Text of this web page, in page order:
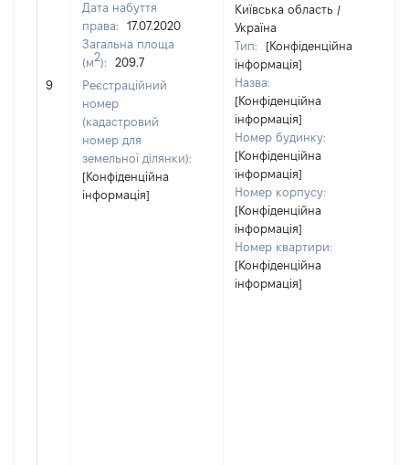
9
Дата набуття
права:
17.07.2020
Загальна площа
(м2):
209.7
Реєстраційний
номер
(кадастровий
номер для
земельної ділянки):
[Конфіденційна
інформація]
Київська область /
Україна
Тип:
[Конфіденційна
інформація]
Назва:
[Конфіденційна
інформація]
Номер будинку:
[Конфіденційна
інформація]
Номер корпусу:
[Конфіденційна
інформація]
Номер квартири:
[Конфіденційна
інформація]